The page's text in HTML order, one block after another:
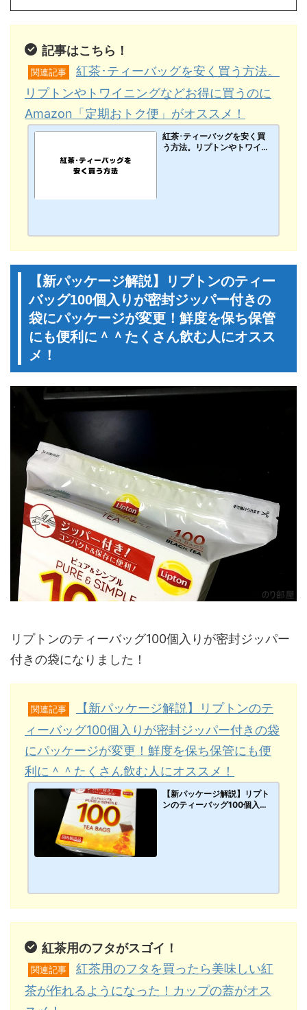
記事はこちら！
関連記事
紅茶･ティーバッグを安く買う方法。
リプトンやトワイニングなどお得に買うのに
Amazon「定期おトク便」がオススメ！
紅茶･ティーバッグを安く買
う方法。リプトンやトワイニ
【新パッケージ解説】リプトンのティー
バッグ100個入りが密封ジッパー付きの
袋にパッケージが変更！鮮度を保ち保管
にも便利に＾＾たくさん飲む人にオスス
メ！
リプトンのティーバッグ100個入りが密封ジッパー
付きの袋になりました！
関連記事
【新パッケージ解説】リプトンのテ
ィーバッグ100個入りが密封ジッパー付きの袋
にパッケージが変更！鮮度を保ち保管にも便
利に＾＾たくさん飲む人にオススメ！
【新パッケージ解説】リプト
ンのティーバッグ100個入り
紅茶用のフタがスゴイ！
関連記事
紅茶用のフタを買ったら美味しい紅
茶が作れるようになった！カップの蓋がオス